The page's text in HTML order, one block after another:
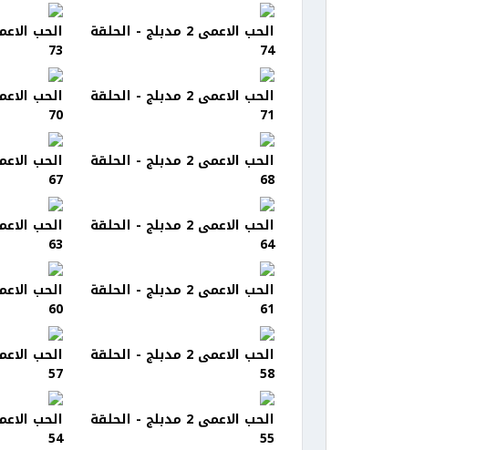
الحب الاعمى 2 مدبلج - الحلقة
74
73
الحب الاعمى 2 مدبلج - الحلقة
71
70
الحب الاعمى 2 مدبلج - الحلقة
68
67
الحب الاعمى 2 مدبلج - الحلقة
64
63
الحب الاعمى 2 مدبلج - الحلقة
61
60
الحب الاعمى 2 مدبلج - الحلقة
58
57
الحب الاعمى 2 مدبلج - الحلقة
55
54